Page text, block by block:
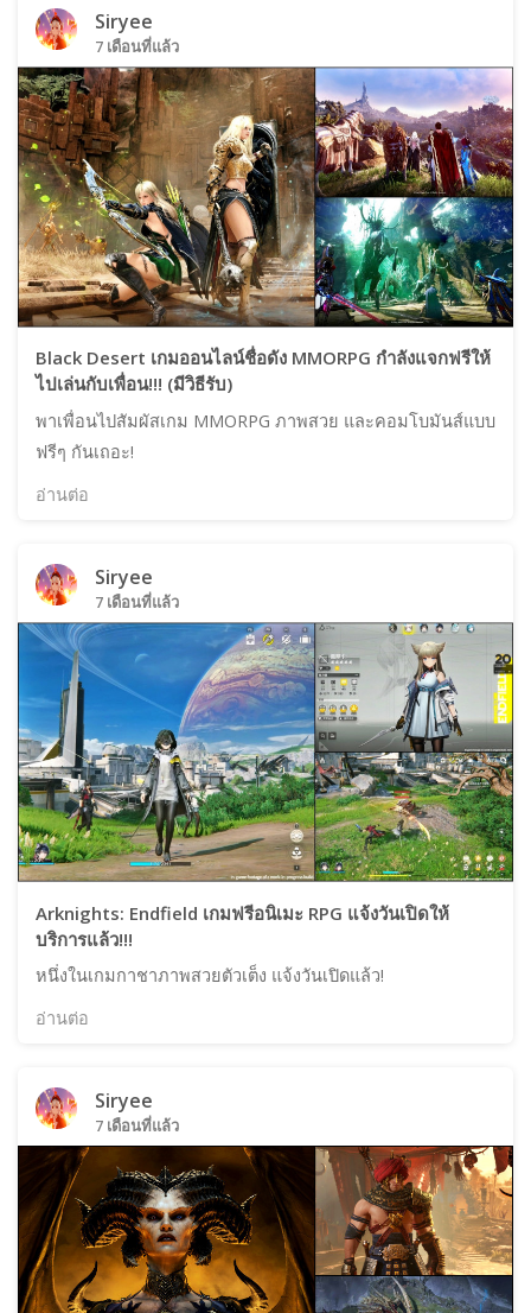
Siryee
7 เดือนที่แล้ว
Black Desert เกมออนไลน์ชื่อดัง MMORPG กำลังแจกฟรีให้
ไปเล่นกับเพื่อน!!! (มีวิธีรับ)
พาเพื่อนไปสัมผัสเกม MMORPG ภาพสวย และคอมโบมันส์แบบ
ฟรีๆ กันเถอะ!
อ่านต่อ
Siryee
7 เดือนที่แล้ว
Arknights: Endfield เกมฟรีอนิเมะ RPG แจ้งวันเปิดให้
บริการแล้ว!!!
หนึ่งในเกมกาชาภาพสวยตัวเต็ง แจ้งวันเปิดแล้ว!
อ่านต่อ
Siryee
7 เดือนที่แล้ว